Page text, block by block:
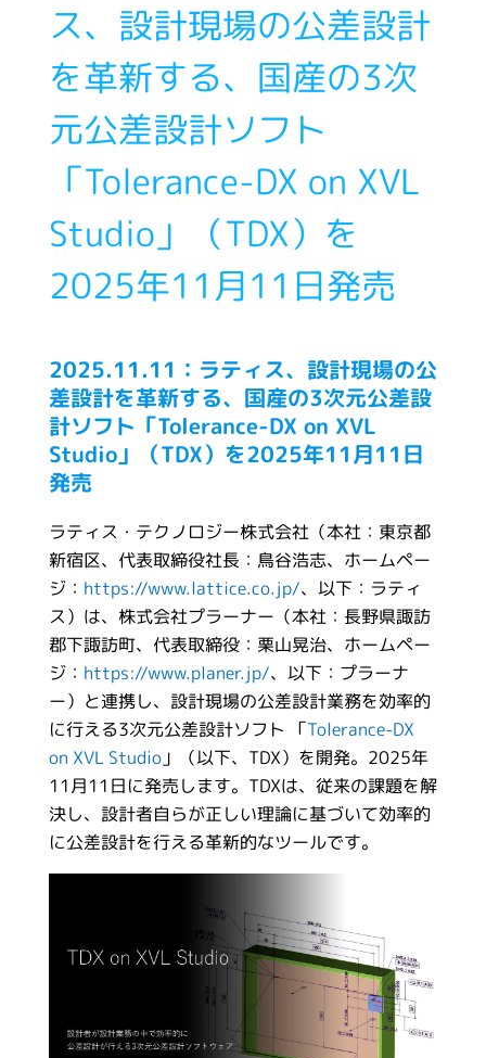
ス、設計現場の公差設計
を革新する、国産の3次
元公差設計ソフト
「Tolerance-DX on XVL
Studio」（TDX）を
2025年11月11日発売
2025.11.11：ラティス、設計現場の公
差設計を革新する、国産の3次元公差設
計ソフト「Tolerance-DX on XVL
Studio」（TDX）を2025年11月11日
発売
ラティス・テクノロジー株式会社（本社：東京都
新宿区、代表取締役社長：鳥谷浩志、ホームペー
ジ： https://www.lattice.co.jp/、以下：ラティ
ス）は、株式会社プラーナー（本社：長野県諏訪
郡下諏訪町、代表取締役：栗山晃治、ホームペー
ジ： https://www.planer.jp/、以下：プラーナ
ー）と連携し、設計現場の公差設計業務を効率的
に行える3次元公差設計ソフト 「Tolerance-DX
on XVL Studio」（以下、TDX）を開発。2025年
11月11日に発売します。TDXは、従来の課題を解
決し、設計者自らが正しい理論に基づいて効率的
に公差設計を行える革新的なツールです。